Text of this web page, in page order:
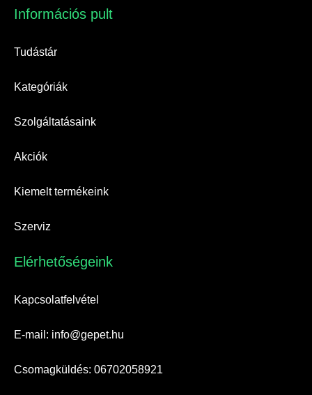
Információs pult​
Tudástár
Kategóriák
Szolgáltatásaink
Akciók
Kiemelt termékeink
Szerviz
Elérhetőségeink​
Kapcsolatfelvétel
E-mail: info@gepet.hu
Csomagküldés: 06702058921